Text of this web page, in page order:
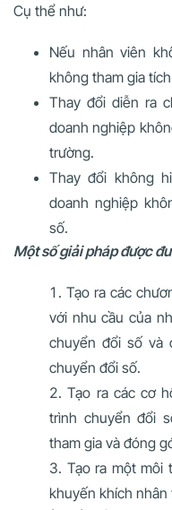
Cụ thể như:
Nếu nhân viên
không tham gia
Thay đổi diễn ra
doanh nghiệp
trường.
Thay đổi không
doanh nghiệp
số.
Một số giải pháp được
Tạo ra các
với nhu cầu của
chuyển đổi số và
chuyển đổi số.
Tạo ra các cơ
trình chuyển đổi
tham gia và đóng
Tạo ra một môi
khuyến khích nhân